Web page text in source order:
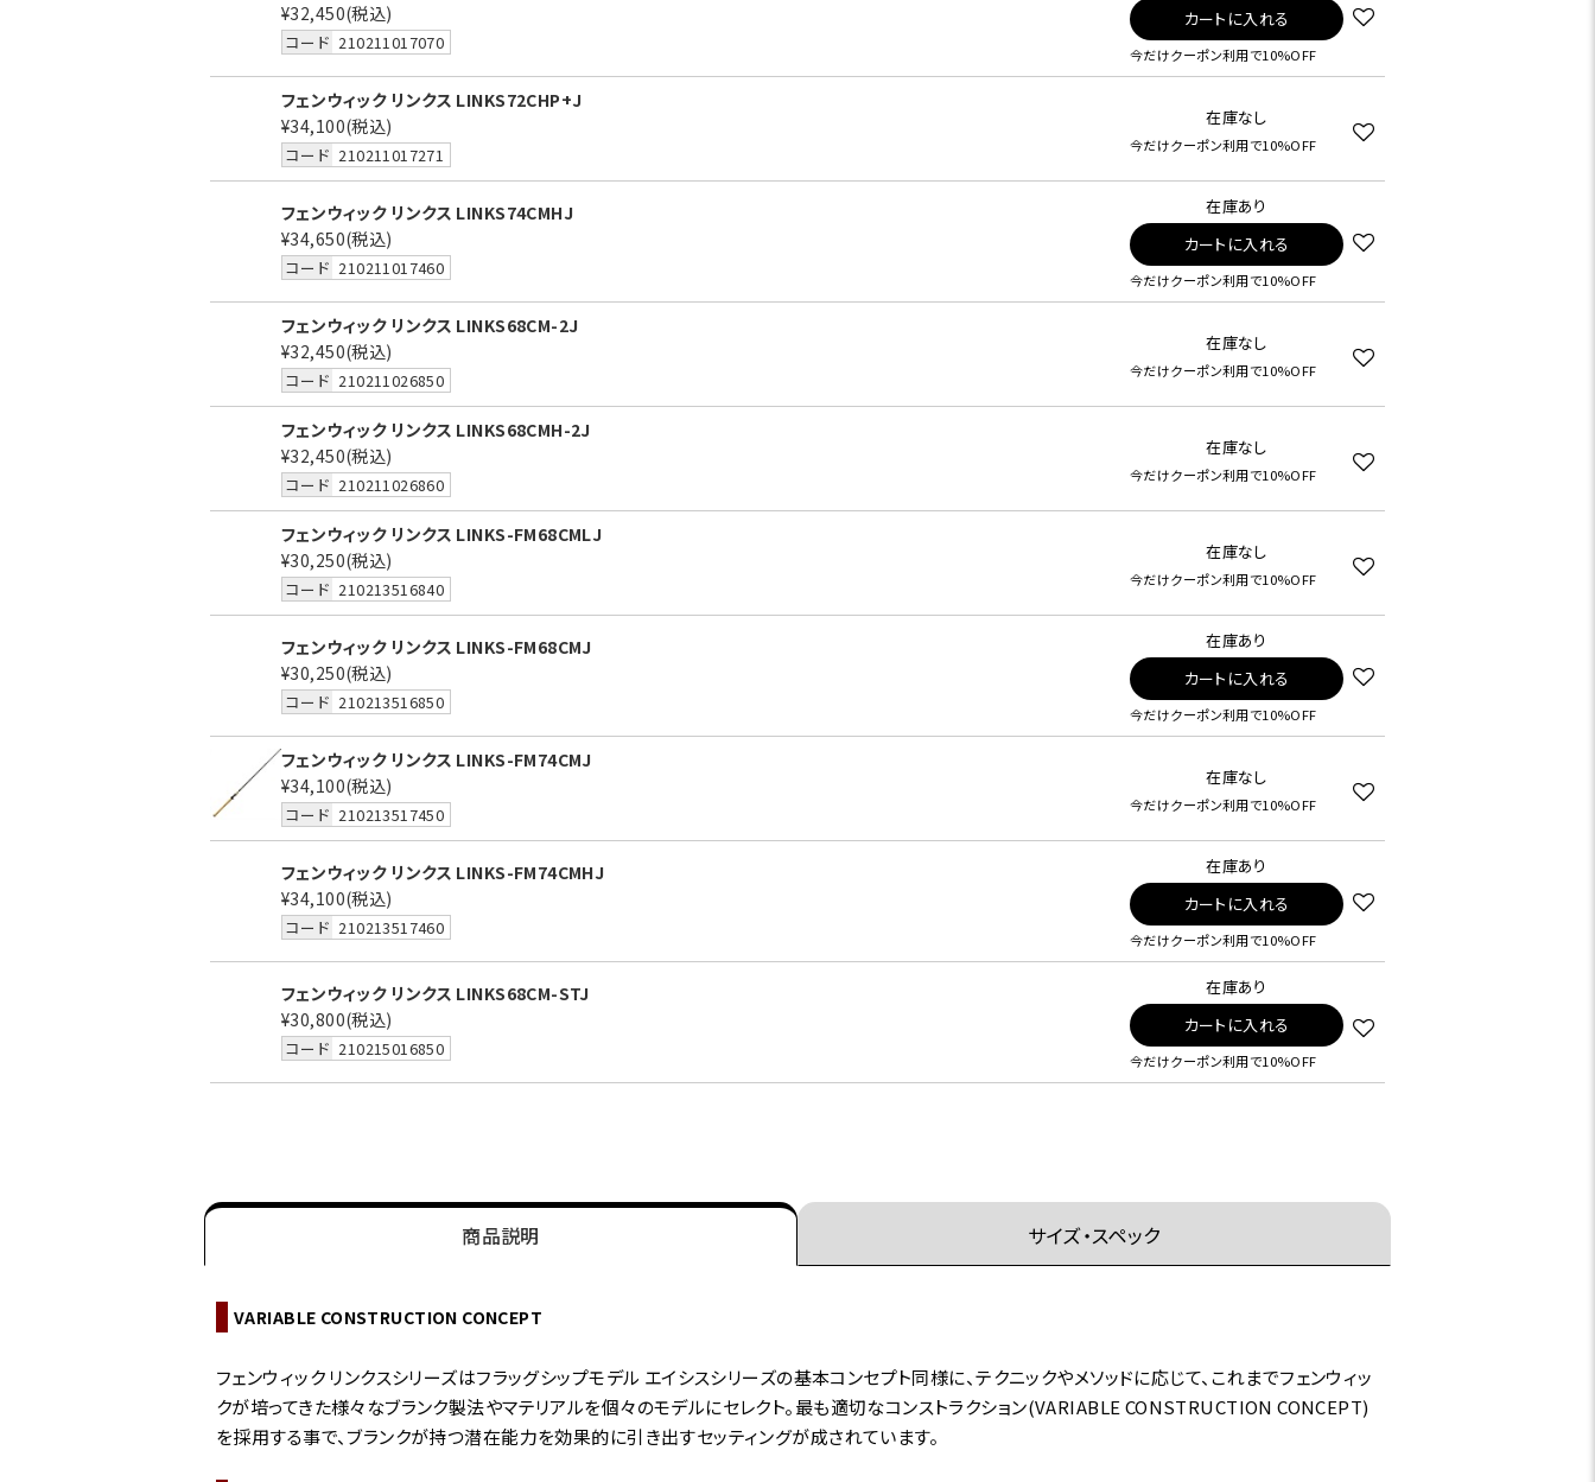
¥32,450(税込)
コード 210211017070
カートに入れる
今だけクーポン利用で10%OFF
フェンウィック リンクス LINKS72CHP+J
¥34,100(税込)
コード 210211017271
在庫なし
今だけクーポン利用で10%OFF
フェンウィック リンクス LINKS74CMHJ
¥34,650(税込)
コード 210211017460
在庫あり
カートに入れる
今だけクーポン利用で10%OFF
フェンウィック リンクス LINKS68CM-2J
¥32,450(税込)
コード 210211026850
在庫なし
今だけクーポン利用で10%OFF
フェンウィック リンクス LINKS68CMH-2J
¥32,450(税込)
コード 210211026860
在庫なし
今だけクーポン利用で10%OFF
フェンウィック リンクス LINKS-FM68CMLJ
¥30,250(税込)
コード 210213516840
在庫なし
今だけクーポン利用で10%OFF
フェンウィック リンクス LINKS-FM68CMJ
¥30,250(税込)
コード 210213516850
在庫あり
カートに入れる
今だけクーポン利用で10%OFF
フェンウィック リンクス LINKS-FM74CMJ
¥34,100(税込)
コード 210213517450
在庫なし
今だけクーポン利用で10%OFF
フェンウィック リンクス LINKS-FM74CMHJ
¥34,100(税込)
コード 210213517460
在庫あり
カートに入れる
今だけクーポン利用で10%OFF
フェンウィック リンクス LINKS68CM-STJ
¥30,800(税込)
コード 210215016850
在庫あり
カートに入れる
今だけクーポン利用で10%OFF
商品説明 サイズ・スペック
VARIABLE CONSTRUCTION CONCEPT
フェンウィック リンクスシリーズはフラッグシップモデル エイシスシリーズの基本コンセプト同様に、テクニックやメソッドに応じて、これまでフェンウィッ
クが培ってきた様々なブランク製法やマテリアルを個々のモデルにセレクト。最も適切なコンストラクション(VARIABLE CONSTRUCTION CONCEPT)
を採用する事で、ブランクが持つ潜在能力を効果的に引き出すセッティングが成されています。